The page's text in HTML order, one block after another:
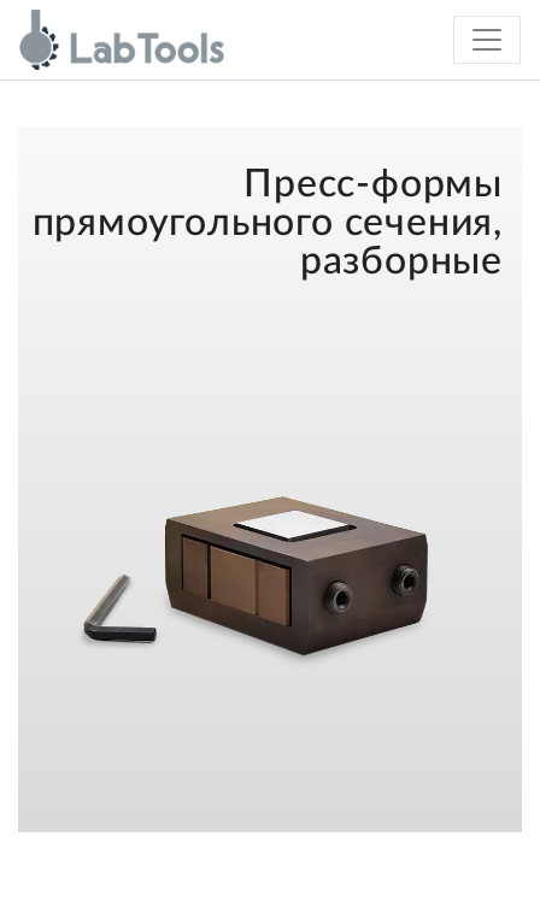
Пресс-формы
прямоугольного сечения,
разборные